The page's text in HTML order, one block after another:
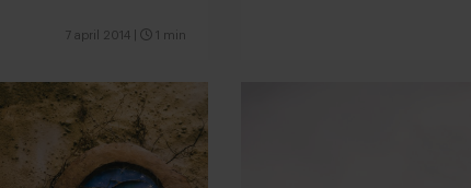
7 april 2014 1 min